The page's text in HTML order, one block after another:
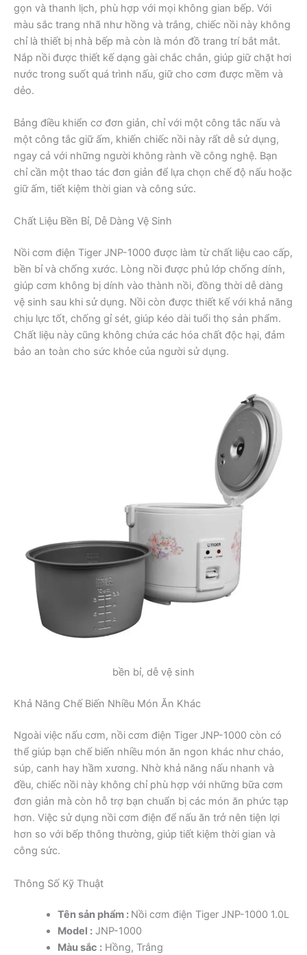
gọn và thanh lịch, phù hợp với mọi không gian bếp. Với
màu sắc trang nhã như hồng và trắng, chiếc nồi này không
chỉ là thiết bị nhà bếp mà còn là món đồ trang trí bắt mắt.
Nắp nồi được thiết kế dạng gài chắc chắn, giúp giữ chặt hơi
nước trong suốt quá trình nấu, giữ cho cơm được mềm và
dẻo.
Bảng điều khiển cơ đơn giản, chỉ với một công tắc nấu và
một công tắc giữ ấm, khiến chiếc nồi này rất dễ sử dụng,
ngay cả với những người không rành về công nghệ. Bạn
chỉ cần một thao tác đơn giản để lựa chọn chế độ nấu hoặc
giữ ấm, tiết kiệm thời gian và công sức.
Chất Liệu Bền Bỉ, Dễ Dàng Vệ Sinh
Nồi cơm điện Tiger JNP-1000 được làm từ chất liệu cao cấp,
bền bỉ và chống xước. Lòng nồi được phủ lớp chống dính,
giúp cơm không bị dính vào thành nồi, đồng thời dễ dàng
vệ sinh sau khi sử dụng. Nồi còn được thiết kế với khả năng
chịu lực tốt, chống gỉ sét, giúp kéo dài tuổi thọ sản phẩm.
Chất liệu này cũng không chứa các hóa chất độc hại, đảm
bảo an toàn cho sức khỏe của người sử dụng.
bền bỉ, dễ vệ sinh
Khả Năng Chế Biến Nhiều Món Ăn Khác
Ngoài việc nấu cơm, nồi cơm điện Tiger JNP-1000 còn có
thể giúp bạn chế biến nhiều món ăn ngon khác như cháo,
súp, canh hay hầm xương. Nhờ khả năng nấu nhanh và
đều, chiếc nồi này không chỉ phù hợp với những bữa cơm
đơn giản mà còn hỗ trợ bạn chuẩn bị các món ăn phức tạp
hơn. Việc sử dụng nồi cơm điện để nấu ăn trở nên tiện lợi
hơn so với bếp thông thường, giúp tiết kiệm thời gian và
công sức.
Thông Số Kỹ Thuật
Tên sản phẩm : Nồi cơm điện Tiger JNP-1000 1.0L
Model :JNP-1000
Màu sắc :Hồng, Trắng